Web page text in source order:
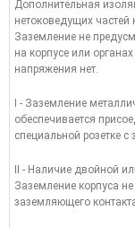
Дополнительная
нетоковедущих частей
Заземление не
на корпусе или
напряжения нет.
I - Заземление
обеспечивается
специальной розетке
II - Наличие двойной
Заземление корпуса
заземляющего